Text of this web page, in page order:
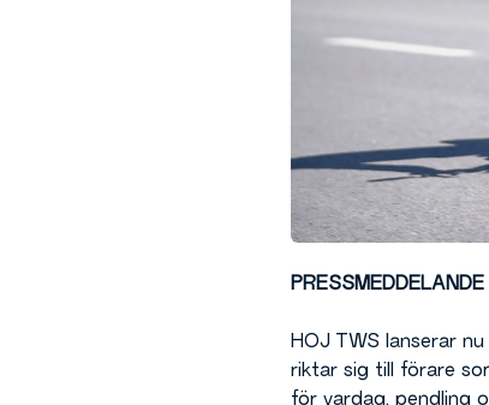
HOJ TWS lanserar
riktar sig till förare
för vardag, pendling